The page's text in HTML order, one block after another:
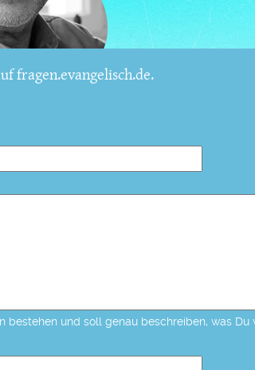
fragen.evangelisch.de.
bestehen und soll genau beschreiben, was Du